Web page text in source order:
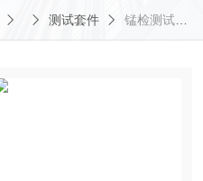
测试套件 锰检测试剂盒